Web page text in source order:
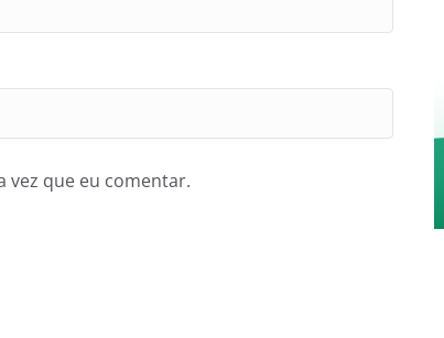
vez que eu comentar.